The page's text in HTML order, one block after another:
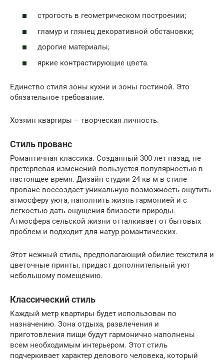
строгость в геометрическом построении;
гламур и глянец декоративной обстановки;
дорогие материалы;
яркие контрастирующие цвета.
Единство стиля зоны кухни и зоны гостиной. Это
обязательное требование.
Хозяин квартиры – творческая личность.
Стиль прованс
Романтичная классика. Созданный 300 лет назад, не
претерпевая изменений пользуется популярностью в
настоящее время. Дизайн студии 24 кв м в стиле
прованс воссоздает уникальную возможность ощутить
атмосферу уюта, наполнить жизнь гармонией и с
легкостью дать ощущения близости природы.
Атмосфера сельской жизни отталкивает от бытовых
проблем и подходит для натур романтических.
Этот нежный стиль, предполагающий обилие текстиля и
цветочные принты, придаст дополнительный уют
небольшому помещению.
Классический стиль
Каждый метр квартиры будет использован по
назначению. Зона отдыха, развлечения и
приготовления пищи будут гармонично наполнены
всем необходимым интерьером. Этот стиль
подчеркивает характер делового человека, который